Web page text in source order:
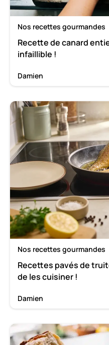
Nos recettes gourmandes
Recette de canard
infaillible !
Damien
Nos recettes gourmandes
Recettes pavés de
de les cuisiner !
Damien